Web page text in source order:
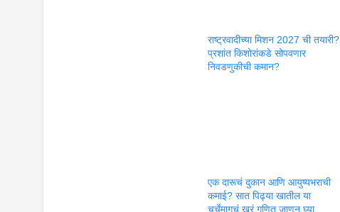
राष्ट्रवादीच्या मिशन 2027 ची तयारी?
प्रशांत किशोरांकडे सोपवणार
निवडणुकीची कमान?
एक दारूचं दुकान आणि आयुष्यभराची
कमाई? सात पिढ्या खातील या
चर्चेमागचं खरं गणित जाणून घ्या